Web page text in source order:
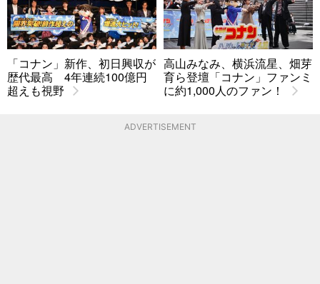
「コナン」新作、初日興収が
歴代最高 4年連続100億円
超えも視野
高山みなみ、横浜流星、畑芽
育ら登壇「コナン」ファンミ
に約1,000人のファン！
ADVERTISEMENT